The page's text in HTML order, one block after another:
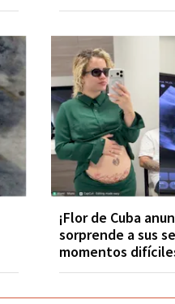
¡Flor de Cuba
sorprende a sus
momentos